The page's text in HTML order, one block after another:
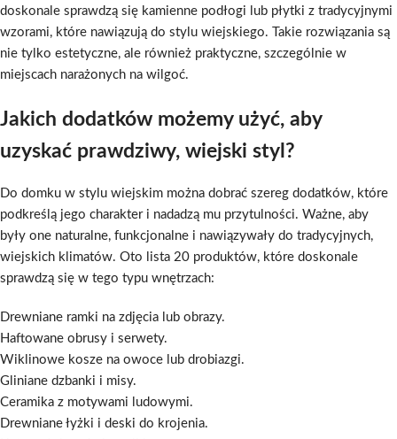
doskonale sprawdzą się kamienne podłogi lub płytki z tradycyjnymi
wzorami, które nawiązują do stylu wiejskiego. Takie rozwiązania są
nie tylko estetyczne, ale również praktyczne, szczególnie w
miejscach narażonych na wilgoć.
Jakich dodatków możemy użyć, aby
uzyskać prawdziwy, wiejski styl?
Do domku w stylu wiejskim można dobrać szereg dodatków, które
podkreślą jego charakter i nadadzą mu przytulności. Ważne, aby
były one naturalne, funkcjonalne i nawiązywały do tradycyjnych,
wiejskich klimatów. Oto lista 20 produktów, które doskonale
sprawdzą się w tego typu wnętrzach:
Drewniane ramki na zdjęcia lub obrazy.
Haftowane obrusy i serwety.
Wiklinowe kosze na owoce lub drobiazgi.
Gliniane dzbanki i misy.
Ceramika z motywami ludowymi.
Drewniane łyżki i deski do krojenia.